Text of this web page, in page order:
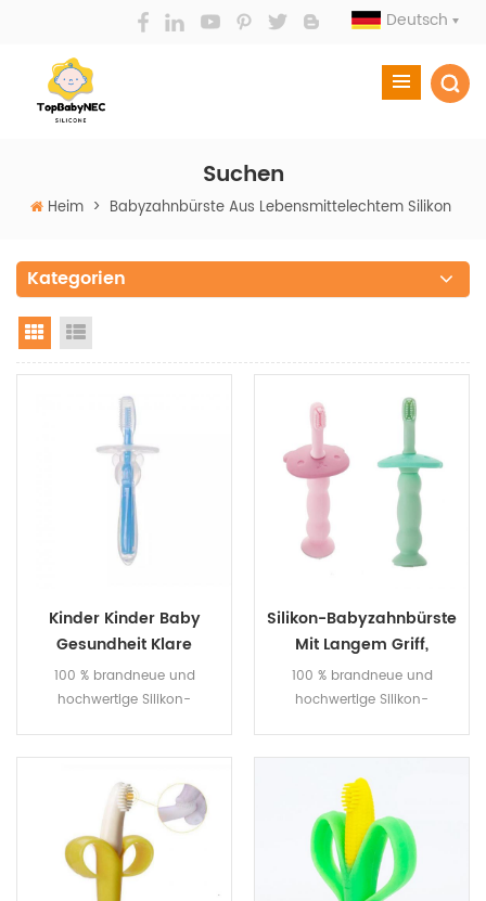
Deutsch
Suchen
Heim > Babyzahnbürste Aus Lebensmittelechtem Silikon
Kategorien
Grid View
Kinder Kinder Baby
Gesundheit Klare
Silikon-
Fingerzahnbürste
100 % brandneue und
hochwertige Silikon-
Silikon-Babyzahnbürste
Mit Langem Griff,
Abnehmbare
Zahnbürste Pflegt Den
100 % brandneue und
hochwertige Silikon-